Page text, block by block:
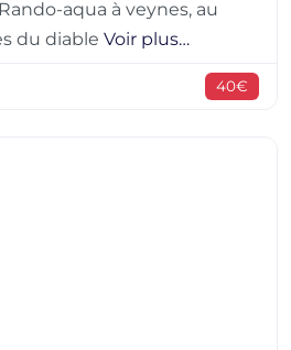
aqua à veynes, au
du diable Voir plus…
40€